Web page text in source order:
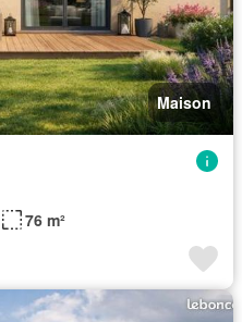
Maison
76 m²